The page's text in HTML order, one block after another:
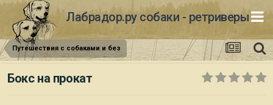
Лабрадор.ру собаки - ретриверы
Путешествия с собаками и без
Бокс на прокат